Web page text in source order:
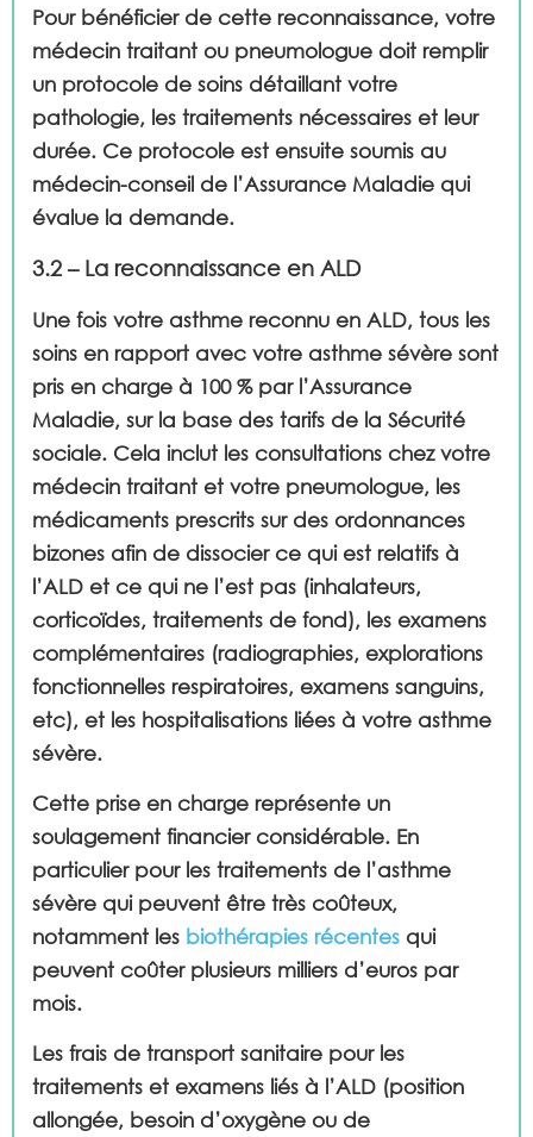
Pour bénéficier de cette reconnaissance, votre
médecin traitant ou pneumologue doit remplir
un protocole de soins détaillant votre
pathologie, les traitements nécessaires et leur
durée. Ce protocole est ensuite soumis au
médecin-conseil de l’Assurance Maladie qui
évalue la demande.
3.2 – La reconnaissance en ALD
Une fois votre asthme reconnu en ALD, tous les
soins en rapport avec votre asthme sévère sont
pris en charge à 100 % par l’Assurance
Maladie, sur la base des tarifs de la Sécurité
sociale. Cela inclut les consultations chez votre
médecin traitant et votre pneumologue, les
médicaments prescrits sur des ordonnances
bizones afin de dissocier ce qui est relatifs à
l’ALD et ce qui ne l’est pas (inhalateurs,
corticoïdes, traitements de fond), les examens
complémentaires (radiographies, explorations
fonctionnelles respiratoires, examens sanguins,
etc), et les hospitalisations liées à votre asthme
sévère.
Cette prise en charge représente un
soulagement financier considérable. En
particulier pour les traitements de l’asthme
sévère qui peuvent être très coûteux,
notamment les biothérapies récentes qui
peuvent coûter plusieurs milliers d’euros par
mois.
Les frais de transport sanitaire pour les
traitements et examens liés à l’ALD (position
allongée, besoin d’oxygène ou de